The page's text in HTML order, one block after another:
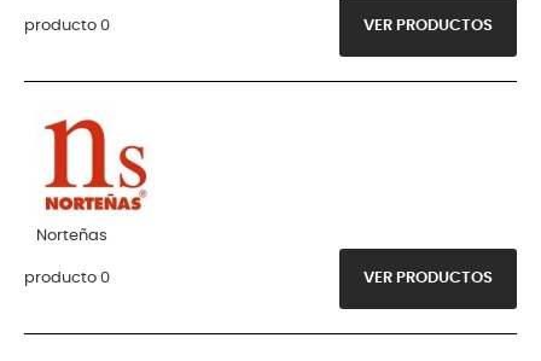
producto 0 VER PRODUCTOS
Norteñas
producto 0 VER PRODUCTOS